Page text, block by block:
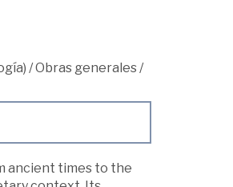
/Obras generales/
ancient times to the